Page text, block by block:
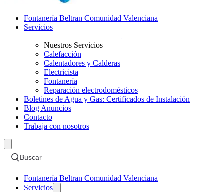
Fontanería Beltran Comunidad Valenciana
Servicios
Nuestros Servicios
Calefacción
Calentadores y Calderas
Electricista
Fontanería
Reparación electrodomésticos
Boletines de Agua y Gas: Certificados de Instalación
Blog Anuncios
Contacto
Trabaja con nosotros
Buscar
Fontanería Beltran Comunidad Valenciana
Servicios